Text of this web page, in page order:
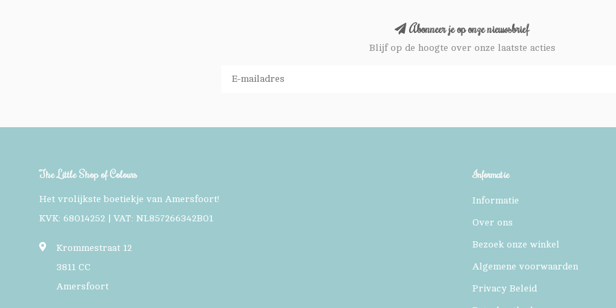
Abonneer je op onze nieuwsbrief
Blijf op de hoogte over onze laatste acties
The Little Shop of Colours
Het vrolijkste boetiekje van Amersfoort!
KVK: 68014252 | VAT: NL857266342B01
Krommestraat 12
3811 CC
Amersfoort
Informatie
Informatie
Over ons
Bezoek onze winkel
Algemene voorwaarden
Privacy Beleid